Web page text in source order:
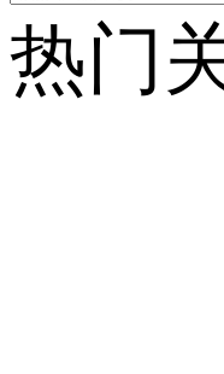
热门